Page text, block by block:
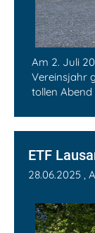
Am 2. Juli
Vereinsjahr
tollen
ETF
28.06.2025 ,